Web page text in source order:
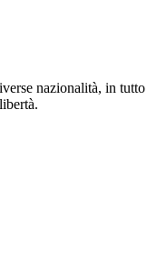
nazionalità, in